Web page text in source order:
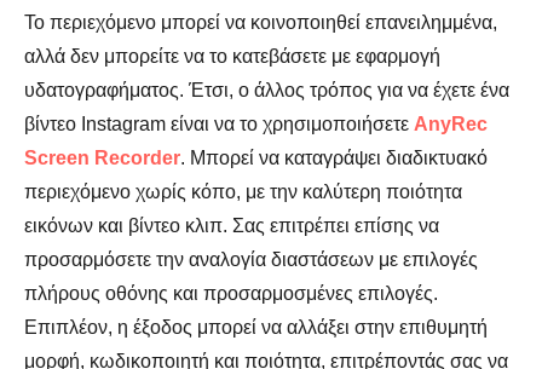
Το περιεχόμενο μπορεί να κοινοποιηθεί επανειλημμένα,
αλλά δεν μπορείτε να το κατεβάσετε με εφαρμογή
υδατογραφήματος. Έτσι, ο άλλος τρόπος για να έχετε ένα
βίντεο Instagram είναι να το χρησιμοποιήσετε AnyRec
Screen Recorder. Μπορεί να καταγράψει διαδικτυακό
περιεχόμενο χωρίς κόπο, με την καλύτερη ποιότητα
εικόνων και βίντεο κλιπ. Σας επιτρέπει επίσης να
προσαρμόσετε την αναλογία διαστάσεων με επιλογές
πλήρους οθόνης και προσαρμοσμένες επιλογές.
Επιπλέον, η έξοδος μπορεί να αλλάξει στην επιθυμητή
μορφή, κωδικοποιητή και ποιότητα, επιτρέποντάς σας να